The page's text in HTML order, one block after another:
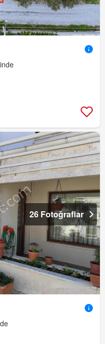
26 Fotoğraflar